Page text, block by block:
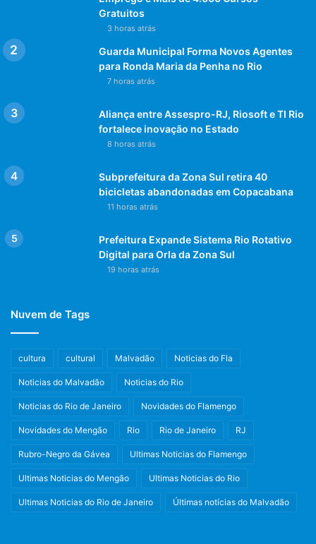
Gratuitos
3 horas atrás
Guarda Municipal Forma Novos Agentes
para Ronda Maria da Penha no Rio
7 horas atrás
Aliança entre Assespro-RJ, Riosoft e TI Rio
fortalece inovação no Estado
8 horas atrás
Subprefeitura da Zona Sul retira 40
bicicletas abandonadas em Copacabana
11 horas atrás
Prefeitura Expande Sistema Rio Rotativo
Digital para Orla da Zona Sul
19 horas atrás
Nuvem de Tags
cultura cultural Malvadão Noticias do Fla
Noticias do Malvadão Noticias do Rio
Noticias do Rio de Janeiro Novidades do Flamengo
Novidades do Mengão Rio Rio de Janeiro RJ
Rubro-Negro da Gávea Ultimas Noticias do Flamengo
Ultimas Noticias do Mengão Ultimas Noticias do Rio
Ultimas Noticias do Rio de Janeiro Últimas notícias do Malvadão